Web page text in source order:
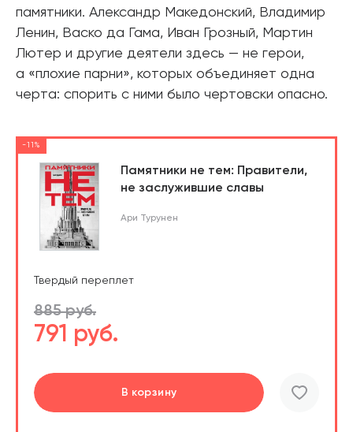
памятники. Александр Македонский, Владимир
Ленин, Васко да Гама, Иван Грозный, Мартин
Лютер и другие деятели здесь — не герои,
а «плохие парни», которых объединяет одна
черта: спорить с ними было чертовски опасно.
-11%
Памятники не тем: Правители,
не заслужившие славы
Ари Турунен
Твердый переплет
885 руб.
791 руб.
В корзину